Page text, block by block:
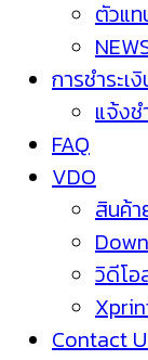
ตัวแ
การชำระเ
แจ้งช
FAQ
VDO
สินค้
วิดีโอ
Contact